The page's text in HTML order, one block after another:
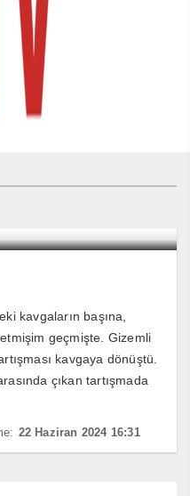
kavgaların başına,
geçmişte. Gizemli
kavgaya dönüştü.
çıkan tartışmada
22 Haziran 2024 16:31